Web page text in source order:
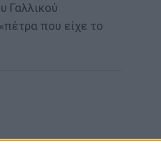
Γαλλικού
που είχε το